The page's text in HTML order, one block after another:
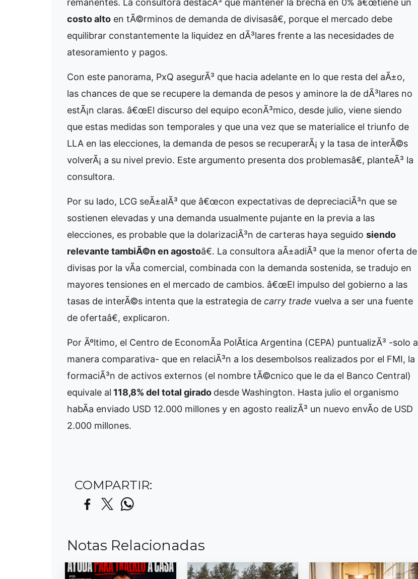
remanentes. La consultora destacÃ³ que mantener la brecha en 0% â€œtiene un
costo alto en tÃ©rminos de demanda de divisasâ€, porque el mercado debe
equilibrar constantemente la liquidez en dÃ³lares frente a las necesidades de
atesoramiento y pagos.
Con este panorama, PxQ asegurÃ³ que hacia adelante en lo que resta del aÃ±o,
las chances de que se recupere la demanda de pesos y aminore la de dÃ³lares no
estÃ¡n claras. â€œEl discurso del equipo econÃ³mico, desde julio, viene siendo
que estas medidas son temporales y que una vez que se materialice el triunfo de
LLA en las elecciones, la demanda de pesos se recuperarÃ¡ y la tasa de interÃ©s
volverÃ¡ a su nivel previo. Este argumento presenta dos problemasâ€, planteÃ³ la
consultora.
Por su lado, LCG seÃ±alÃ³ que â€œcon expectativas de depreciaciÃ³n que se
sostienen elevadas y una demanda usualmente pujante en la previa a las
elecciones, es probable que la dolarizaciÃ³n de carteras haya seguido siendo
relevante tambiÃ©n en agostoâ€. La consultora aÃ±adiÃ³ que la menor oferta de
divisas por la vÃ­a comercial, combinada con la demanda sostenida, se tradujo en
mayores tensiones en el mercado de cambios. â€œEl impulso del gobierno a las
tasas de interÃ©s intenta que la estrategia de carry trade vuelva a ser una fuente
de ofertaâ€, explicaron.
Por Ãºltimo, el Centro de EconomÃ­a PolÃ­tica Argentina (CEPA) puntualizÃ³ -solo a
manera comparativa- que en relaciÃ³n a los desembolsos realizados por el FMI, la
formaciÃ³n de activos externos (el nombre tÃ©cnico que le da el Banco Central)
equivale al 118,8% del total girado desde Washington. Hasta julio el organismo
habÃ­a enviado USD 12.000 millones y en agosto realizÃ³ un nuevo envÃ­o de USD
2.000 millones.
COMPARTIR:
Notas Relacionadas